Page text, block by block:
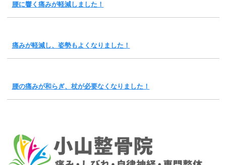
腰に響く痛みが軽減しました！
痛みが軽減し、姿勢もよくなりました！
腰の痛みが和らぎ、杖が必要なくなりました！